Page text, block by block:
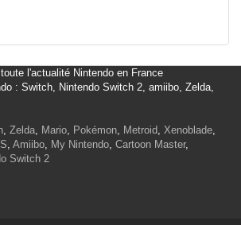
l'actualité Nintendo en France
: Switch, Nintendo Switch 2, amiibo, Zelda,
, Zelda, Mario, Pokémon, Metroid, Xenoblade,
, Amiibo, My Nintendo, Cartoon Master,
Switch 2